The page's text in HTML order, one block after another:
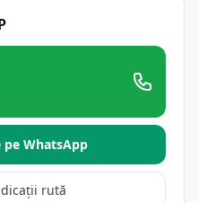
pe WhatsApp
rută